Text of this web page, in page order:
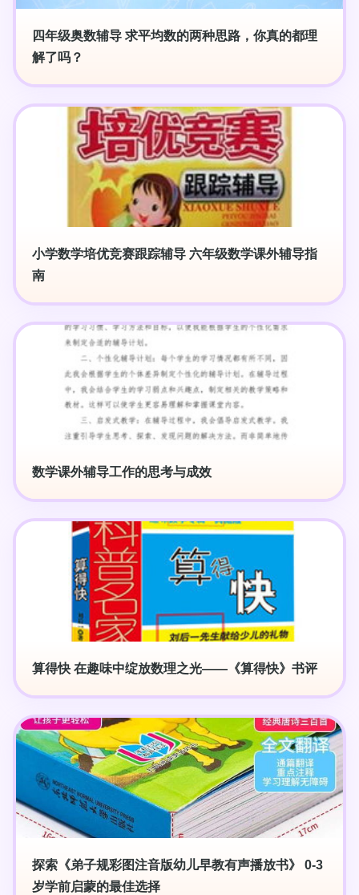
四年级奥数辅导 求平均数的两种思路，你真的都理
解了吗？
小学数学培优竞赛跟踪辅导 六年级数学课外辅导指
南
数学课外辅导工作的思考与成效
算得快 在趣味中绽放数理之光——《算得快》书评
探索《弟子规彩图注音版幼儿早教有声播放书》 0-3
岁学前启蒙的最佳选择